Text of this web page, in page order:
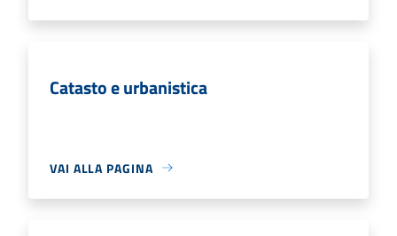
Catasto e urbanistica
VAI ALLA PAGINA